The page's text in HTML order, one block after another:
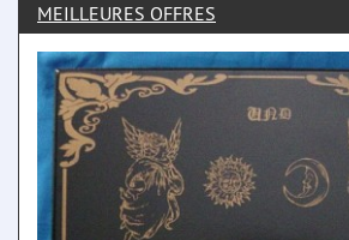
MEILLEURES OFFRES